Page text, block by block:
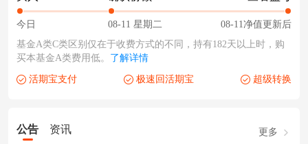
今日 08-11 星期二
08-11净值更新后
基金A类C类区别仅在于收费方式的不同，持有182天以上时，购
买本基金A类费用低。 了解详情
活期宝支付 极速回活期宝 超级转换
公告 资讯 更多